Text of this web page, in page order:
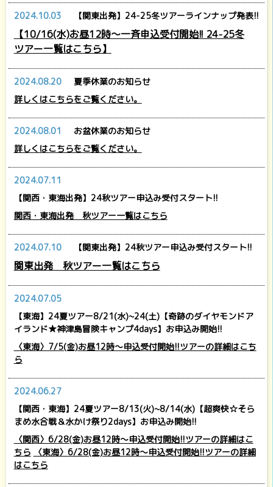
2024.10.03 【関東出発】24-25冬ツアーラインナップ発表!!
【10/16(水)お昼12時～一斉申込受付開始!! 24-25冬
ツアー一覧はこちら】
2024.08.20
夏季休業のお知らせ
詳しくはこちらをご覧ください。
2024.08.01
お盆休業のお知らせ
詳しくはこちらをご覧ください。
2024.07.11
【関西・東海出発】24秋ツアー申込み受付スタート!!
関西・東海出発 秋ツアー一覧はこちら
2024.07.10 【関東出発】24秋ツアー申込み受付スタート!!
関東出発 秋ツアー一覧はこちら
2024.07.05
【東海】24夏ツアー8/21(水)~24(土)【奇跡のダイヤモンドア
イランド★神津島冒険キャンプ4days】お申込み開始!!
〈東海〉7/5(金)お昼12時～申込受付開始!!ツアーの詳細はこち
ら
2024.06.27
【関西・東海】24夏ツアー8/13(火)~8/14(水)【超爽快☆そら
まめ水合戦＆水かけ祭り2days】お申込み開始!!
〈関西〉6/28(金)お昼12時～申込受付開始!!ツアーの詳細はこ
ちら
〈東海〉6/28(金)お昼12時～申込受付開始!!ツアーの詳細
はこちら